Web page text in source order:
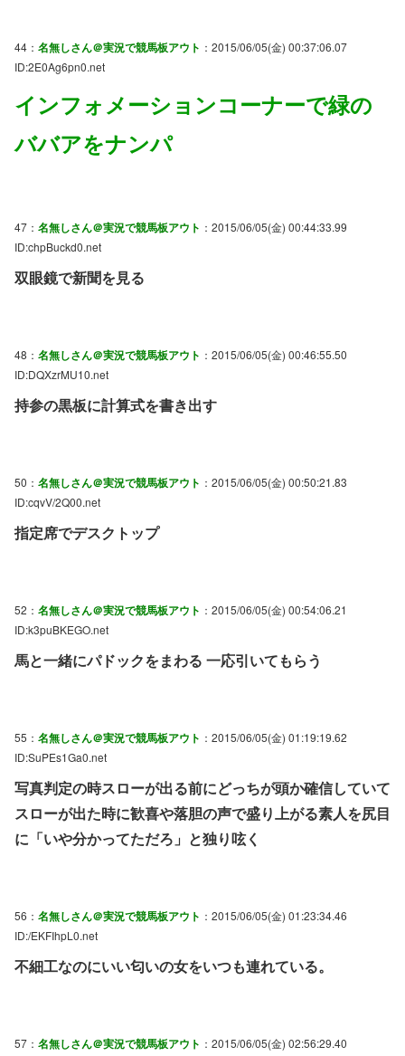
44： 名無しさん＠実況で競馬板アウト ：2015/06/05(金) 00:37:06.07
ID:2E0Ag6pn0.net
インフォメーションコーナーで緑の
ババアをナンパ
47： 名無しさん＠実況で競馬板アウト ：2015/06/05(金) 00:44:33.99
ID:chpBuckd0.net
双眼鏡で新聞を見る
48： 名無しさん＠実況で競馬板アウト ：2015/06/05(金) 00:46:55.50
ID:DQXzrMU10.net
持参の黒板に計算式を書き出す
50： 名無しさん＠実況で競馬板アウト ：2015/06/05(金) 00:50:21.83
ID:cqvV/2Q00.net
指定席でデスクトップ
52： 名無しさん＠実況で競馬板アウト ：2015/06/05(金) 00:54:06.21
ID:k3puBKEGO.net
馬と一緒にパドックをまわる 一応引いてもらう
55： 名無しさん＠実況で競馬板アウト ：2015/06/05(金) 01:19:19.62
ID:SuPEs1Ga0.net
写真判定の時スローが出る前にどっちが頭か確信していて
スローが出た時に歓喜や落胆の声で盛り上がる素人を尻目
に「いや分かってただろ」と独り呟く
56： 名無しさん＠実況で競馬板アウト ：2015/06/05(金) 01:23:34.46
ID:/EKFIhpL0.net
不細工なのにいい匂いの女をいつも連れている。
57： 名無しさん＠実況で競馬板アウト ：2015/06/05(金) 02:56:29.40